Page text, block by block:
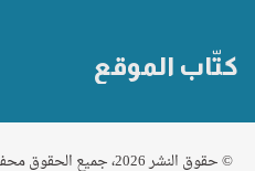
كتّاب الموقع
© حقوق النشر 2026، جميع الحقوق محفوظة مناطق .نت |